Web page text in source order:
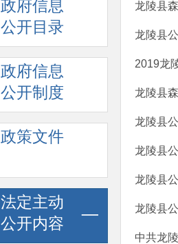
政府信息
公开目录
政府信息
公开制度
政策文件
法定主动
公开内容
龙陵县
龙陵县
2019龙
龙陵县
龙陵县
龙陵县
龙陵县
龙陵县
中共龙